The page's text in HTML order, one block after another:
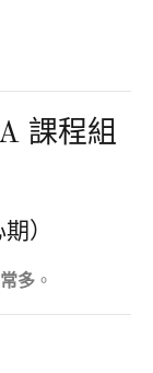
課程組
）
多 。